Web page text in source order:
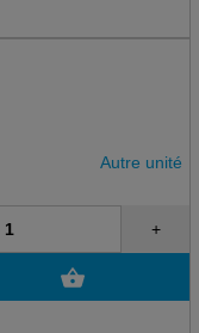
Autre unité
+